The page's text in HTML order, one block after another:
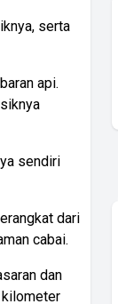
serta
api.
sendiri
dari
cabai.
dan
kilometer